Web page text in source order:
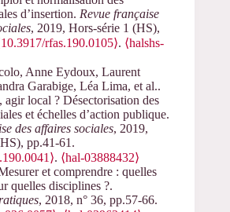
d’insertion. Revue française
, 2019, Hors-série 1 (HS),
rfas.190.0105⟩. ⟨halshs-
Anne Eydoux, Laurent
Garabige, Léa Lima, et al..
agir local ? Désectorisation des
et échelles d’action publique.
des affaires sociales, 2019,
pp.41-61.
. ⟨hal-03888432⟩
et comprendre : quelles
quelles disciplines ?.
, 2018, n° 36, pp.57-66.